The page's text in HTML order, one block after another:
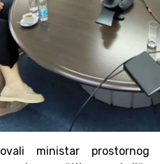
ministar prostornog